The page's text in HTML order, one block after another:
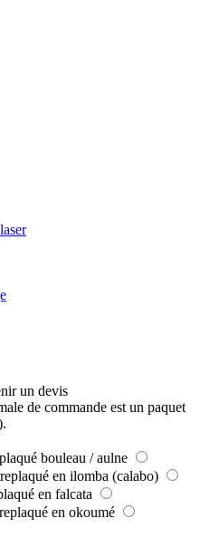
un devis
de commande est un paquet
bouleau / aulne
en ilomba (calabo)
en falcata
en okoumé